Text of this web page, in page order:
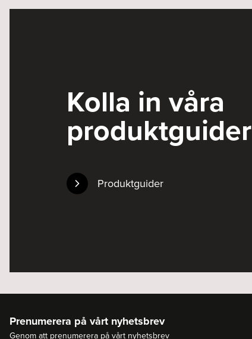
Kolla in våra
produktguider
Produktguider
Prenumerera på vårt nyhetsbrev
Genom att prenumerera på vårt nyhetsbrev